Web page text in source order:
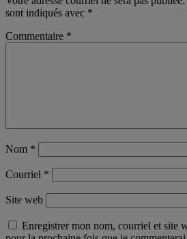
sont indiqués avec *
Commentaire *
Nom *
Courriel *
Site web
Enregistrer mon nom, courriel et site